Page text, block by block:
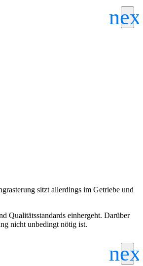
sitzt allerdings im Getriebe und
Qualitätsstandards einhergeht. Darüber
nicht unbedingt nötig ist.